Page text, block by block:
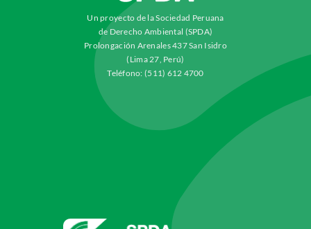
Un proyecto de la Sociedad Peruana
de Derecho Ambiental (SPDA)
Prolongación Arenales 437 San Isidro
(Lima 27, Perú)
Teléfono: (511) 612 4700